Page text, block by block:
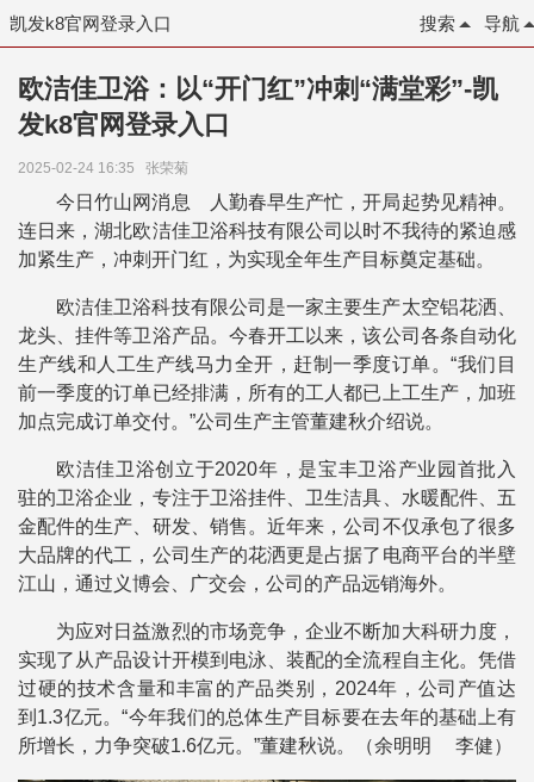
凯发k8官网登录入口 导航
搜索
欧洁佳卫浴：以“开门红”冲刺“满堂彩”-凯
发k8官网登录入口
2025-02-24 16:35 张荣菊
今日竹山网消息 人勤春早生产忙，开局起势见精神。
连日来，湖北欧洁佳卫浴科技有限公司以时不我待的紧迫感
加紧生产，冲刺开门红，为实现全年生产目标奠定基础。
欧洁佳卫浴科技有限公司是一家主要生产太空铝花洒、
龙头、挂件等卫浴产品。今春开工以来，该公司各条自动化
生产线和人工生产线马力全开，赶制一季度订单。“我们目
前一季度的订单已经排满，所有的工人都已上工生产，加班
加点完成订单交付。”公司生产主管董建秋介绍说。
欧洁佳卫浴创立于2020年，是宝丰卫浴产业园首批入
驻的卫浴企业，专注于卫浴挂件、卫生洁具、水暖配件、五
金配件的生产、研发、销售。近年来，公司不仅承包了很多
大品牌的代工，公司生产的花洒更是占据了电商平台的半壁
江山，通过义博会、广交会，公司的产品远销海外。
为应对日益激烈的市场竞争，企业不断加大科研力度，
实现了从产品设计开模到电泳、装配的全流程自主化。凭借
过硬的技术含量和丰富的产品类别，2024年，公司产值达
到1.3亿元。“今年我们的总体生产目标要在去年的基础上有
所增长，力争突破1.6亿元。”董建秋说。（余明明 李健）